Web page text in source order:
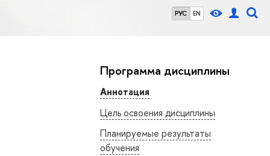
РУС EN
Программа дисциплины
Аннотация
Цель освоения дисциплины
Планируемые результаты
обучения